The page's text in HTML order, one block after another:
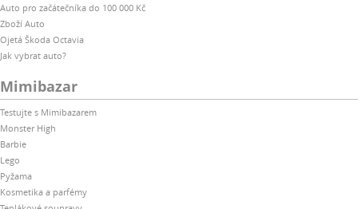
Auto pro začátečníka do 100 000 Kč
Zboží Auto
Ojetá Škoda Octavia
Jak vybrat auto?
Mimibazar
Testujte s Mimibazarem
Monster High
Barbie
Lego
Pyžama
Kosmetika a parfémy